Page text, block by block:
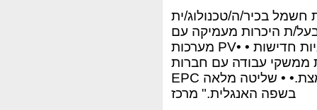
בכיר/ה/טכנולוג/ית
ת היכרות מעמיקה עם
מערכות PV• • יכולת ניתוח ולימוד אודות טכנולוגיות חדישות
ממשקי עבודה עם חברות
EPC זרות וייצרני ציוד.• • מוכנות לעבודה מאומצת.• • שליטה מלאה
בשפה האנגלית." מרכז